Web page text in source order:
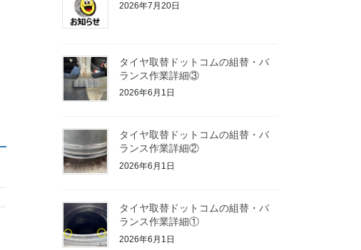
2026年7月20日
タイヤ取替ドットコムの組替・バ
ランス作業詳細③
2026年6月1日
タイヤ取替ドットコムの組替・バ
ランス作業詳細②
2026年6月1日
タイヤ取替ドットコムの組替・バ
ランス作業詳細①
2026年6月1日